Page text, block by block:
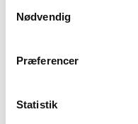
Nødvendig
Præferencer
Statistik